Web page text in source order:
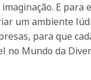
E para
um ambiente
para que
no Mundo da